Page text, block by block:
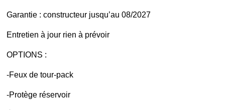
Garantie : constructeur jusqu’au 08/2027
Entretien à jour rien à prévoir
OPTIONS :
-Feux de tour-pack
-Protège réservoir